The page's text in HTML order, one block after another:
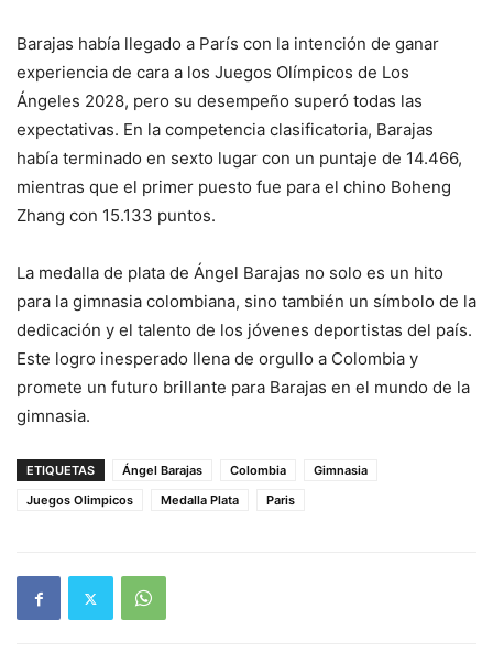
Barajas había llegado a París con la intención de ganar
experiencia de cara a los Juegos Olímpicos de Los
Ángeles 2028, pero su desempeño superó todas las
expectativas. En la competencia clasificatoria, Barajas
había terminado en sexto lugar con un puntaje de 14.466,
mientras que el primer puesto fue para el chino Boheng
Zhang con 15.133 puntos.
La medalla de plata de Ángel Barajas no solo es un hito
para la gimnasia colombiana, sino también un símbolo de la
dedicación y el talento de los jóvenes deportistas del país.
Este logro inesperado llena de orgullo a Colombia y
promete un futuro brillante para Barajas en el mundo de la
gimnasia.
ETIQUETAS Ángel Barajas Colombia
Gimnasia
Juegos Olimpicos
Medalla Plata Paris